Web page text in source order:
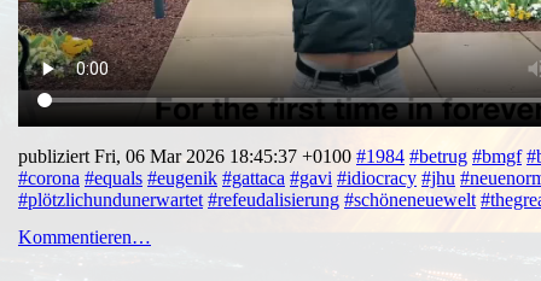
publiziert Fri, 06 Mar 2026 18:45:37 +0100 #1984 #betrug #bmgf
#corona #equals #eugenik #gattaca #gavi #idiocracy #jhu
#plötzlichundunerwartet #refeudalisierung #schöneneuewelt
Kommentieren…